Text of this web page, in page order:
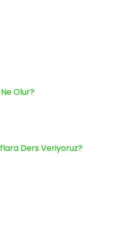
Olur?
Ders Veriyoruz?